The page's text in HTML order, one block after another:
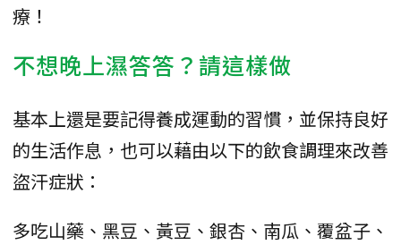
療！
不想晚上濕答答？請這樣做
基本上還是要記得養成運動的習慣，並保持良好
的生活作息，也可以藉由以下的飲食調理來改善
盜汗症狀：
多吃山藥、黑豆、黃豆、銀杏、南瓜、覆盆子、